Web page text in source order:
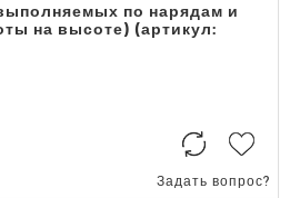
по нарядам и
на высоте) (артикул:
Задать вопрос?